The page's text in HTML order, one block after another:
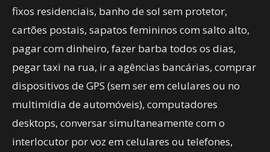
fixos residenciais, banho de sol sem protetor,
cartões postais, sapatos femininos com salto alto,
pagar com dinheiro, fazer barba todos os dias,
pegar taxi na rua, ir a agências bancárias, comprar
dispositivos de GPS (sem ser em celulares ou no
multimídia de automóveis), computadores
desktops, conversar simultaneamente com o
interlocutor por voz em celulares ou telefones,